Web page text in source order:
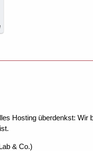
Hosting überdenkst:
& Co.)